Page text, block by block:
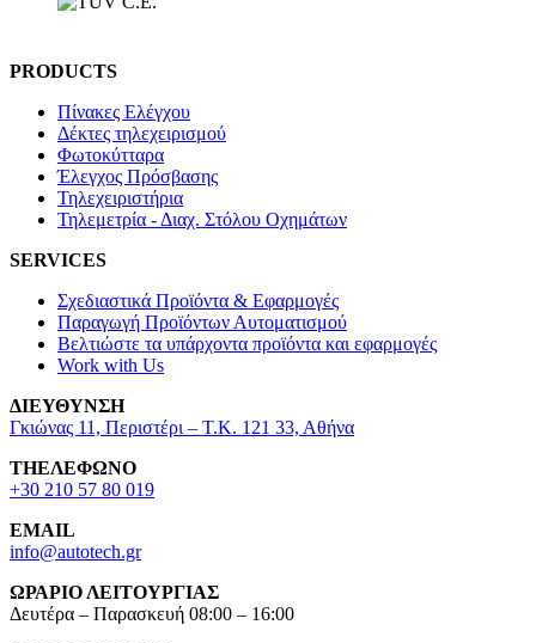
PRODUCTS
Πίνακες Ελέγχου
Δέκτες τηλεχειρισμού
Φωτοκύτταρα
Έλεγχος Πρόσβασης
Τηλεχειριστήρια
Τηλεμετρία - Διαχ. Στόλου Οχημάτων
SERVICES
Σχεδιαστικά Προϊόντα & Εφαρμογές
Παραγωγή Προϊόντων Αυτοματισμού
Βελτιώστε τα υπάρχοντα προϊόντα και εφαρμογές
Work with Us
ΔΙΕΥΘΥΝΣΗ
Γκιώνας 11, Περιστέρι – Τ.Κ. 121 33, Αθήνα
ΤΗΕΛΕΦΩΝΟ
+30 210 57 80 019
EMAIL
info@autotech.gr
ΩΡΑΡΙΟ ΛΕΙΤΟΥΡΓΙΑΣ
Δευτέρα – Παρασκευή 08:00 – 16:00